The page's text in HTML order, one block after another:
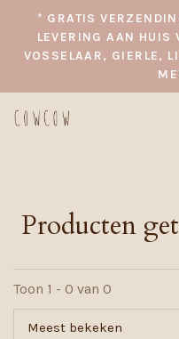
* GRATIS
LEVERING AAN HUIS
VOSSELAAR, GIERLE,
Producten
Toon 1 - 0 van 0
Meest bekeken